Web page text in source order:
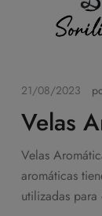
21/08/2023
Velas
Velas
aromáticas
utilizadas